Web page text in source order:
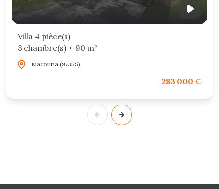
Villa 4 pièce(s)
3 chambre(s)
90 m²
Macouria (97355)
283 000 €